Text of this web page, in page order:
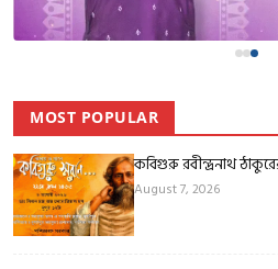
MOST POPULAR
কবিগুরু রবীন্দ্রনাথ ঠাকুরের
August 7, 2026